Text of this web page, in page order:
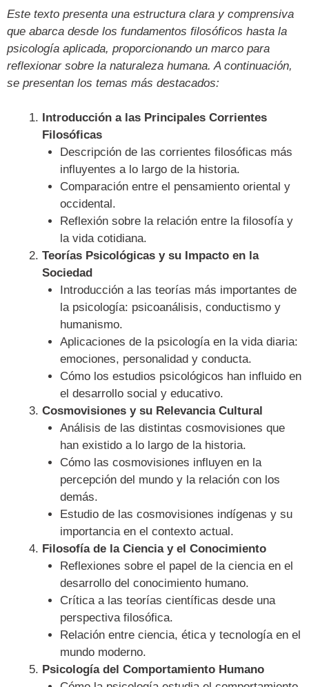
Este texto presenta una estructura clara y comprensiva
que abarca desde los fundamentos filosóficos hasta la
psicología aplicada, proporcionando un marco para
reflexionar sobre la naturaleza humana. A continuación,
se presentan los temas más destacados:
Introducción a las Principales Corrientes
Filosóficas
Descripción de las corrientes filosóficas más
influyentes a lo largo de la historia.
Comparación entre el pensamiento oriental y
occidental.
Reflexión sobre la relación entre la filosofía y
la vida cotidiana.
Teorías Psicológicas y su Impacto en la
Sociedad
Introducción a las teorías más importantes de
la psicología: psicoanálisis, conductismo y
humanismo.
Aplicaciones de la psicología en la vida diaria:
emociones, personalidad y conducta.
Cómo los estudios psicológicos han influido en
el desarrollo social y educativo.
Cosmovisiones y su Relevancia Cultural
Análisis de las distintas cosmovisiones que
han existido a lo largo de la historia.
Cómo las cosmovisiones influyen en la
percepción del mundo y la relación con los
demás.
Estudio de las cosmovisiones indígenas y su
importancia en el contexto actual.
Filosofía de la Ciencia y el Conocimiento
Reflexiones sobre el papel de la ciencia en el
desarrollo del conocimiento humano.
Crítica a las teorías científicas desde una
perspectiva filosófica.
Relación entre ciencia, ética y tecnología en el
mundo moderno.
Psicología del Comportamiento Humano